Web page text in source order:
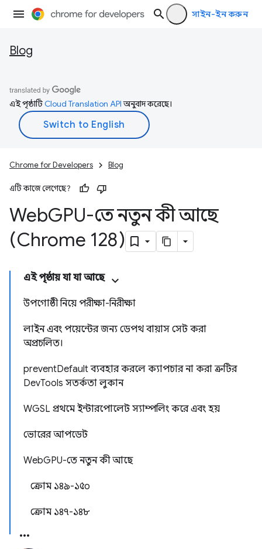
সাইন-ইন করুন
Blog
এই পৃষ্ঠাটিCloud Translation APIঅনুবাদ করেছে।
Chrome for Developers Blog
এটি কাজে লেগেছে?
WebGPU-তে নতুন কী আছে
(Chrome 128)
এই পৃষ্ঠায় যা যা আছে
উপগোষ্ঠী নিয়ে পরীক্ষা-নিরীক্ষা
লাইন এবং পয়েন্টের জন্য ডেপথ বায়াস সেট করা
অপ্রচলিত।
preventDefault ব্যবহার করলে ক্যাপচার না করা ত্রুটির
DevTools সতর্কতা লুকান
WGSL প্রথমে ইন্টারপোলেট স্যাম্পলিং করে এবং হয়
ভোরের আপডেট
WebGPU-তে নতুন কী আছে
ক্রোম ১৪৯-১৫০
ক্রোম ১৪৭-১৪৮